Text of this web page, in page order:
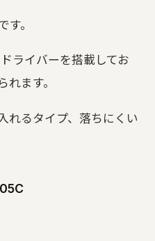
。
ライバーを搭載してお
れます。
れるタイプ、落ちにくい